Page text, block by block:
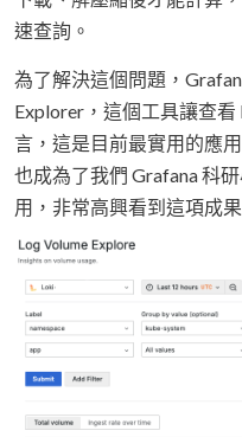
速查詢。
為了解決這個問題，
Explorer，這個工具讓查
言，這是目前最實用的應
也成為了我們 Grafana 科
用，非常高興看到這項成